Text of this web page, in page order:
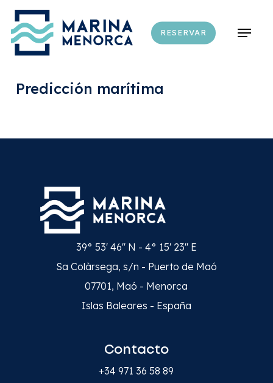
Skip
main
content
RESERVAR Menu
Predicción marítima
39° 53' 46'' N - 4° 15' 23'' E
Sa Colàrsega, s/n - Puerto de Maó
07701, Maó - Menorca
Islas Baleares - España
Contacto
+34 971 36 58 89